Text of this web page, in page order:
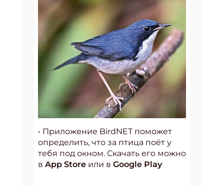
• Приложение BirdNET поможет
определить, что за птица поёт у
тебя под окном. Скачать его можно
в App Store или в Google Play